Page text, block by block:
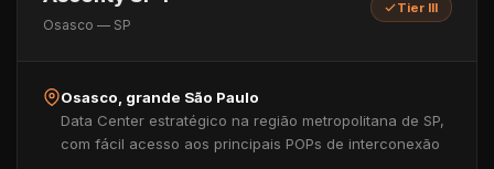
Osasco — SP
Tier III
Osasco, grande São Paulo
Data Center estratégico na região metropolitana de SP,
com fácil acesso aos principais POPs de interconexão